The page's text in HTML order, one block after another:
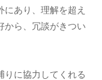
あり、理解を超え
から、冗談がきつい
りに協力してくれる